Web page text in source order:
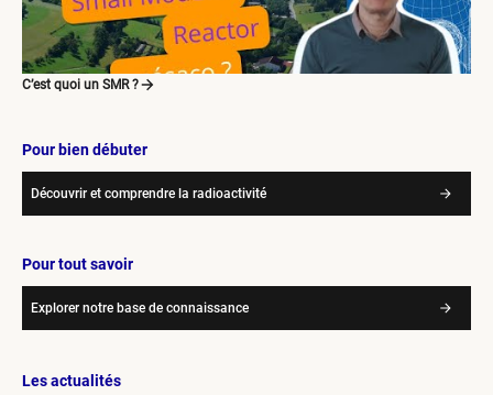
C’est quoi un SMR ?
Pour bien débuter
Découvrir et comprendre la radioactivité
Pour tout savoir
Explorer notre base de connaissance
Les actualités